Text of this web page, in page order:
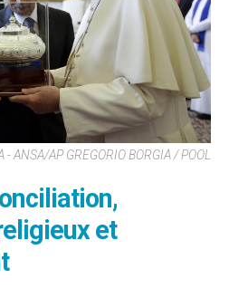
- ANSA/AP GREGORIO BORGIA / POOL
et